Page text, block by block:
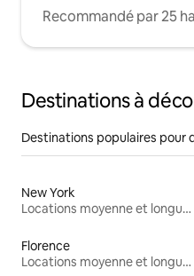
Recommandé par 25
Destinations à
Destinations populaires pour
New York
Locations moyenne et longue durée
Florence
Locations moyenne et longue durée